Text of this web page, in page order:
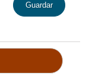
Guardar